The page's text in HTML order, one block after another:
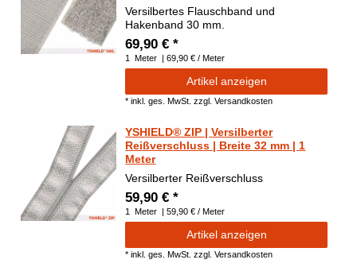
Versilbertes Flauschband und
Hakenband 30 mm.
69,90 € *
1 Meter | 69,90 € / Meter
Artikel anzeigen
*inkl. ges. MwSt. zzgl.Versandkosten
YSHIELD® ZIP | Versilberter
Reißverschluss | Breite 32 mm | 1
Meter
Versilberter Reißverschluss
59,90 € *
1 Meter | 59,90 € / Meter
Artikel anzeigen
*inkl. ges. MwSt. zzgl.Versandkosten